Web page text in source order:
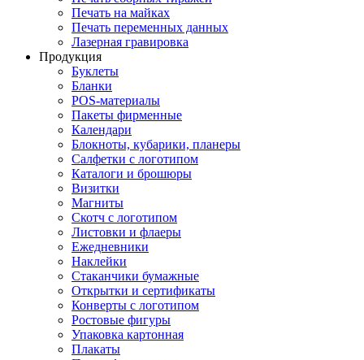
Печать на майках
Печать переменных данных
Лазерная гравировка
Продукция
Буклеты
Бланки
POS-материалы
Пакеты фирменные
Календари
Блокноты, кубарики, планеры
Салфетки с логотипом
Каталоги и брошюры
Визитки
Магниты
Скотч с логотипом
Листовки и флаеры
Ежедневники
Наклейки
Стаканчики бумажные
Открытки и сертификаты
Конверты с логотипом
Ростовые фигуры
Упаковка картонная
Плакаты